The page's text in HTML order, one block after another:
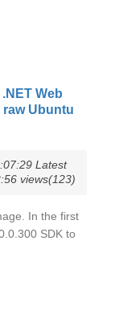
Web
Ubuntu
Latest
views(123)
In the first
SDK to